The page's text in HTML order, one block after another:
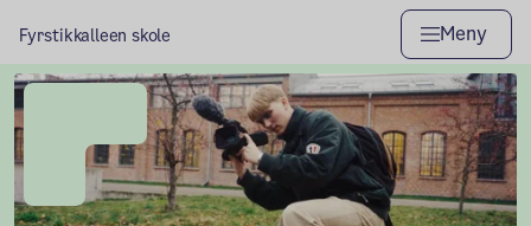
Fyrstikkalleen skole Meny